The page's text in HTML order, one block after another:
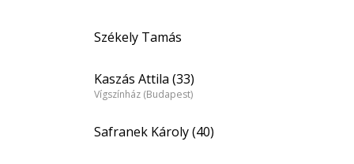
Székely Tamás
Kaszás Attila (33)
Vígszínház (Budapest)
Safranek Károly (40)